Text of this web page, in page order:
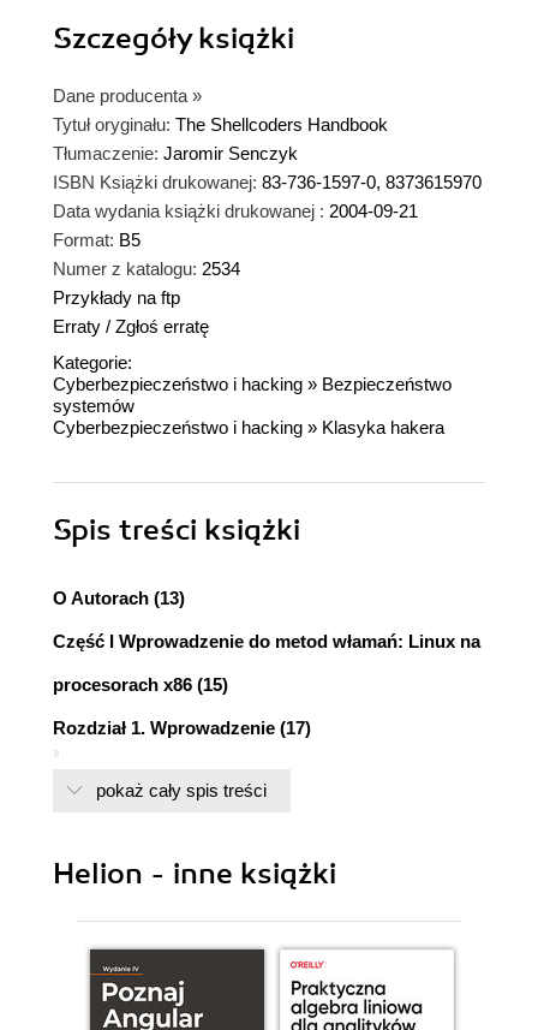
Szczegółyksiążki
Dane producenta »
Tytuł oryginału: The Shellcoders Handbook
Tłumaczenie: Jaromir Senczyk
ISBN Książki drukowanej: 83-736-1597-0, 8373615970
Data wydania książki drukowanej : 2004-09-21
Format: B5
Numer z katalogu: 2534
Przykłady na ftp
Erraty / Zgłoś erratę
Kategorie:
Cyberbezpieczeństwo i hacking » Bezpieczeństwo
systemów
Cyberbezpieczeństwo i hacking » Klasyka hakera
Spis treści książki
O Autorach (13)
Część I Wprowadzenie do metod włamań: Linux na
procesorach x86 (15)
Rozdział 1. Wprowadzenie (17)
Zarządzanie pamięcią (18)
asemblera (21)
Rozdział 2. Przepełnienia stosu (25)
Bufory (25)
Stos (27)
pokaż cały spis treści
Helion - inne książki